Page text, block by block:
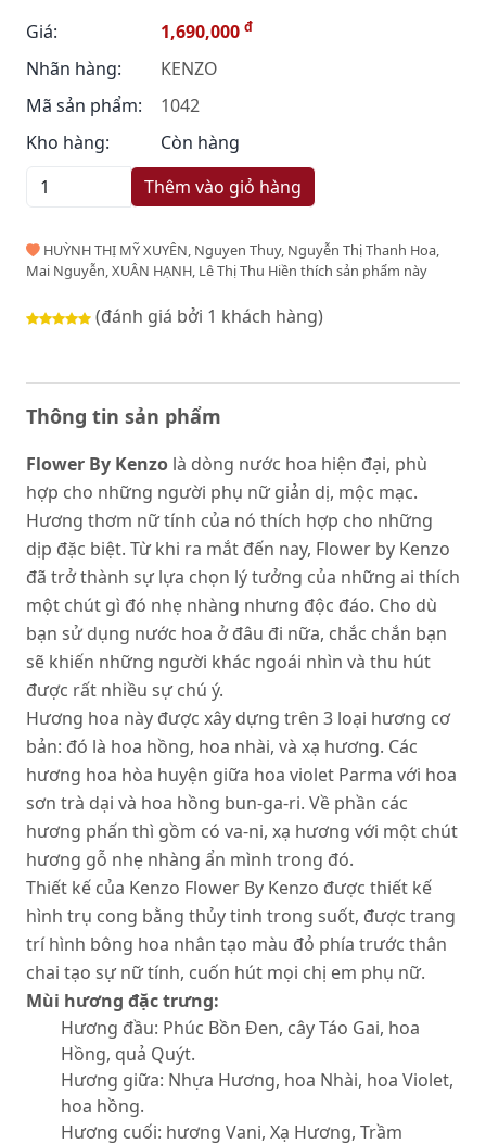
Giá: 1,690,000 đ
Nhãn hàng:
KENZO
Mã sản phẩm:
1042
Kho hàng:
Còn hàng
Thêm vào giỏ hàng
HUỲNH THỊ MỸ XUYÊN, Nguyen Thuy, Nguyễn Thị Thanh Hoa,
Mai Nguyễn, XUÂN HẠNH, Lê Thị Thu Hiền thích sản phẩm này
(đánh giá bởi 1 khách hàng)
Thông tin sản phẩm
Flower By Kenzo là dòng nước hoa hiện đại, phù
hợp cho những người phụ nữ giản dị, mộc mạc.
Hương thơm nữ tính của nó thích hợp cho những
dịp đặc biệt. Từ khi ra mắt đến nay, Flower by Kenzo
đã trở thành sự lựa chọn lý tưởng của những ai thích
một chút gì đó nhẹ nhàng nhưng độc đáo. Cho dù
bạn sử dụng nước hoa ở đâu đi nữa, chắc chắn bạn
sẽ khiến những người khác ngoái nhìn và thu hút
được rất nhiều sự chú ý.
Hương hoa này được xây dựng trên 3 loại hương cơ
bản: đó là hoa hồng, hoa nhài, và xạ hương. Các
hương hoa hòa huyện giữa hoa violet Parma với hoa
sơn trà dại và hoa hồng bun-ga-ri. Về phần các
hương phấn thì gồm có va-ni, xạ hương với một chút
hương gỗ nhẹ nhàng ẩn mình trong đó.
Thiết kế của Kenzo Flower By Kenzo được thiết kế
hình trụ cong bằng thủy tinh trong suốt, được trang
trí hình bông hoa nhân tạo màu đỏ phía trước thân
chai tạo sự nữ tính, cuốn hút mọi chị em phụ nữ.
Mùi hương đặc trưng:
Hương đầu: Phúc Bồn Đen, cây Táo Gai, hoa
Hồng, quả Quýt.
Hương giữa: Nhựa Hương, hoa Nhài, hoa Violet,
hoa hồng.
Hương cuối: hương Vani, Xạ Hương, Trầm